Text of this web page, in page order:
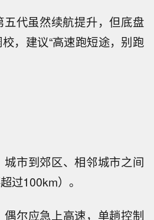
代虽然续航提升，但底盘
，建议“高速跑短途，别跑
市到郊区、相邻城市之间
过100km）。
尔应急上高速，单趟控制